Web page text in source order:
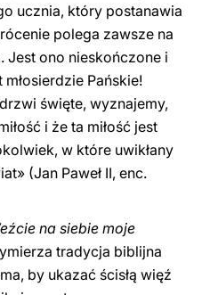
ucznia, który postanawia
polega zawsze na
Jest ono nieskończone i
Pańskie!
święte, wyznajemy,
i że ta miłość jest
w które uwikłany
(Jan Paweł II, enc.
na siebie moje
tradycja biblijna
by ukazać ścisłą więź